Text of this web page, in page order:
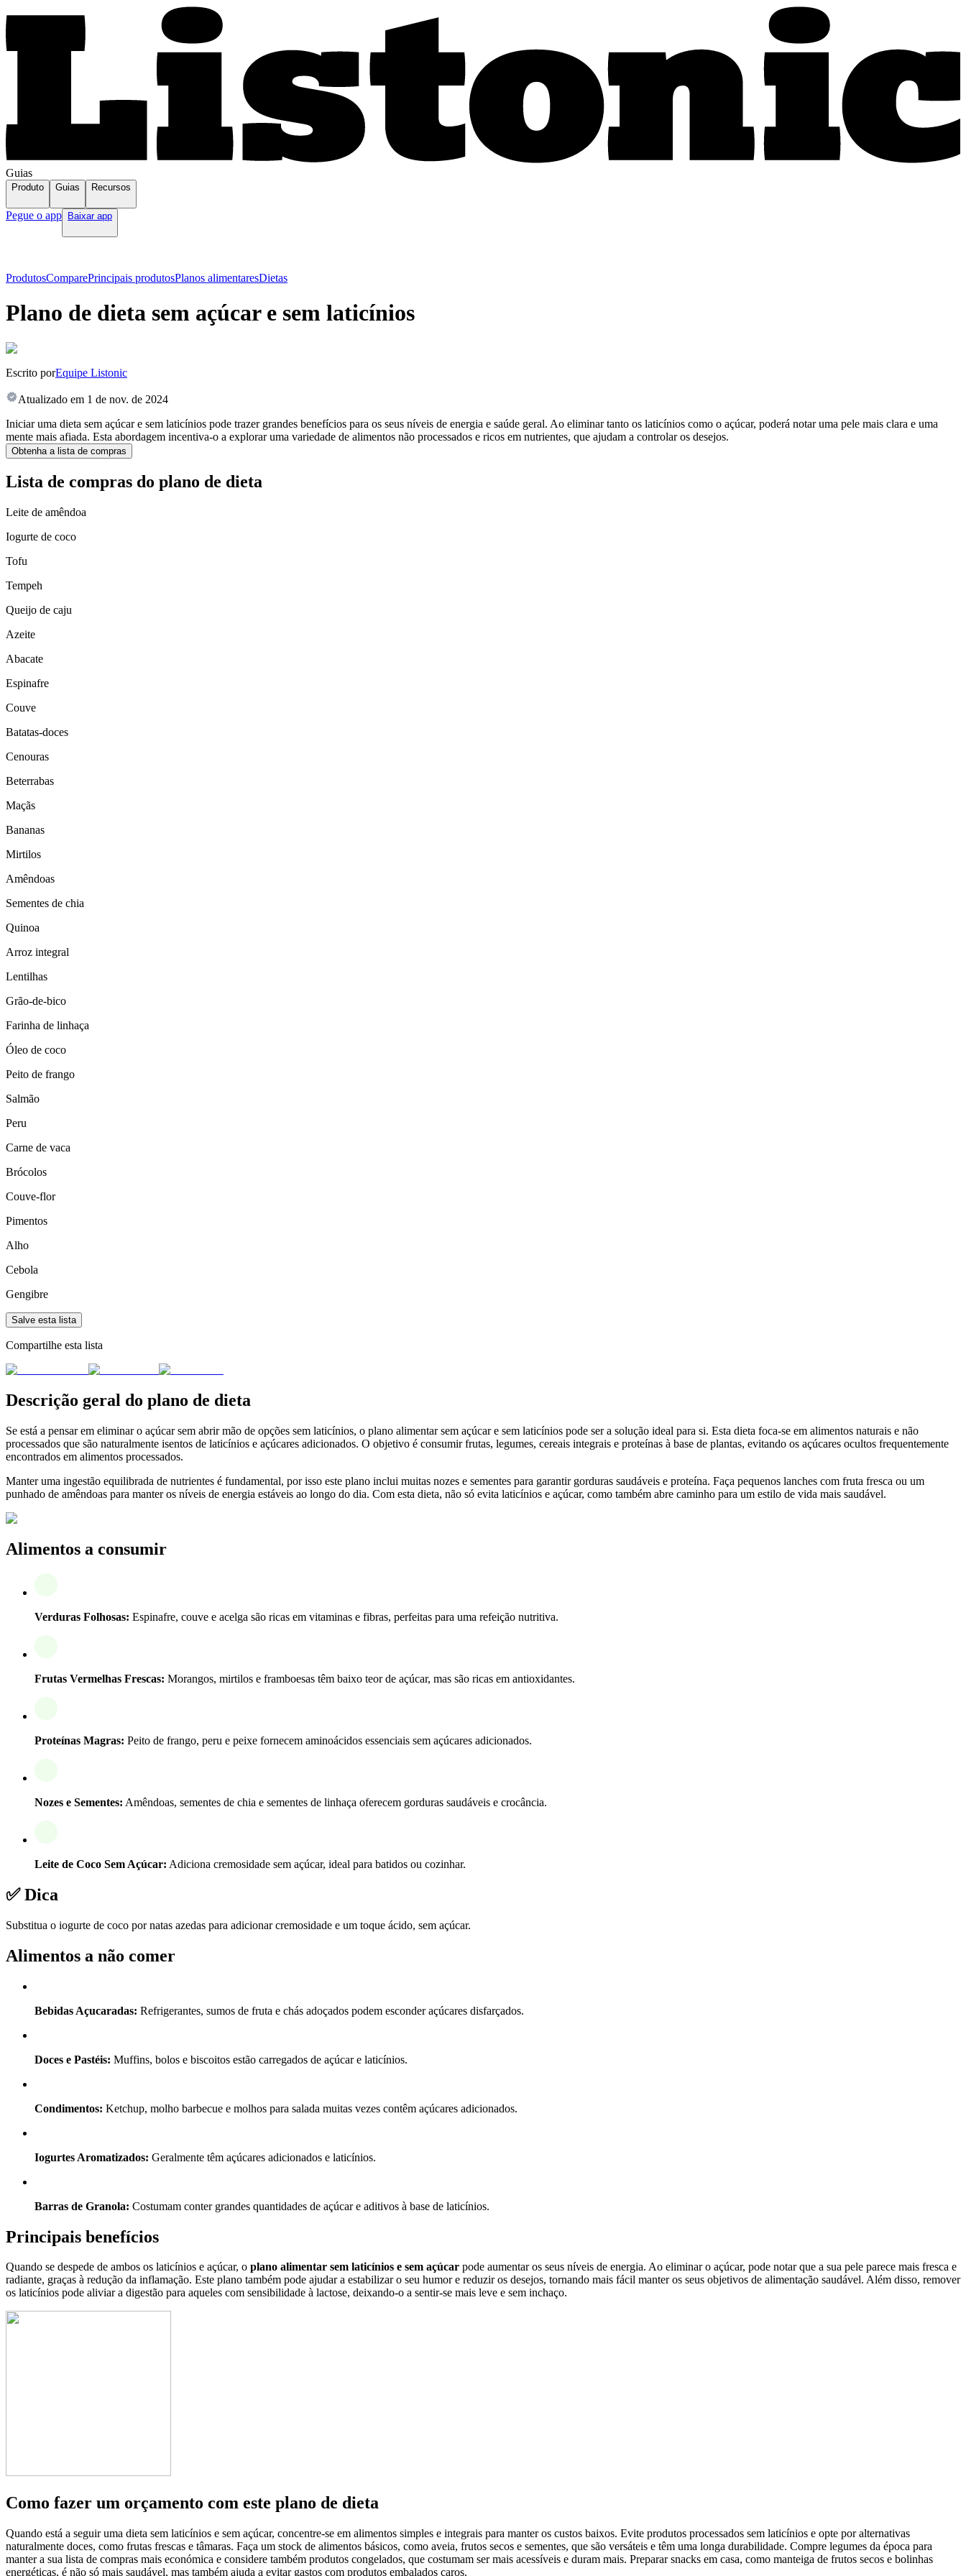
Guias
Produto Guias Recursos
Pegue o app Baixar app
ProdutosComparePrincipais produtosPlanos alimentaresDietas
Plano de dieta sem açúcar e sem laticínios
Escrito porEquipe Listonic
Atualizado em 1 de nov. de 2024
Iniciar uma dieta sem açúcar e sem laticínios pode trazer grandes benefícios para os seus níveis de energia e saúde geral. Ao eliminar tanto os laticínios como o açúcar, poderá notar uma pele mais clara e uma
mente mais afiada. Esta abordagem incentiva-o a explorar uma variedade de alimentos não processados e ricos em nutrientes, que ajudam a controlar os desejos.
Obtenha a lista de compras
Lista de compras do plano de dieta
Leite de amêndoa
Iogurte de coco
Tofu
Tempeh
Queijo de caju
Azeite
Abacate
Espinafre
Couve
Batatas-doces
Cenouras
Beterrabas
Maçãs
Bananas
Mirtilos
Amêndoas
Sementes de chia
Quinoa
Arroz integral
Lentilhas
Grão-de-bico
Farinha de linhaça
Óleo de coco
Peito de frango
Salmão
Peru
Carne de vaca
Brócolos
Couve-flor
Pimentos
Alho
Cebola
Gengibre
Salve esta lista
Compartilhe esta lista
Descrição geral do plano de dieta
Se está a pensar em eliminar o açúcar sem abrir mão de opções sem laticínios, o plano alimentar sem açúcar e sem laticínios pode ser a solução ideal para si. Esta dieta foca-se em alimentos naturais e não
processados que são naturalmente isentos de laticínios e açúcares adicionados. O objetivo é consumir frutas, legumes, cereais integrais e proteínas à base de plantas, evitando os açúcares ocultos frequentemente
encontrados em alimentos processados.
Manter uma ingestão equilibrada de nutrientes é fundamental, por isso este plano inclui muitas nozes e sementes para garantir gorduras saudáveis e proteína. Faça pequenos lanches com fruta fresca ou um
punhado de amêndoas para manter os níveis de energia estáveis ao longo do dia. Com esta dieta, não só evita laticínios e açúcar, como também abre caminho para um estilo de vida mais saudável.
Alimentos a consumir
Verduras Folhosas: Espinafre, couve e acelga são ricas em vitaminas e fibras, perfeitas para uma refeição nutritiva.
Frutas Vermelhas Frescas: Morangos, mirtilos e framboesas têm baixo teor de açúcar, mas são ricas em antioxidantes.
Proteínas Magras: Peito de frango, peru e peixe fornecem aminoácidos essenciais sem açúcares adicionados.
Nozes e Sementes: Amêndoas, sementes de chia e sementes de linhaça oferecem gorduras saudáveis e crocância.
Leite de Coco Sem Açúcar: Adiciona cremosidade sem açúcar, ideal para batidos ou cozinhar.
✅ Dica
Substitua o iogurte de coco por natas azedas para adicionar cremosidade e um toque ácido, sem açúcar.
Alimentos a não comer
Bebidas Açucaradas: Refrigerantes, sumos de fruta e chás adoçados podem esconder açúcares disfarçados.
Doces e Pastéis: Muffins, bolos e biscoitos estão carregados de açúcar e laticínios.
Condimentos: Ketchup, molho barbecue e molhos para salada muitas vezes contêm açúcares adicionados.
Iogurtes Aromatizados: Geralmente têm açúcares adicionados e laticínios.
Barras de Granola: Costumam conter grandes quantidades de açúcar e aditivos à base de laticínios.
Principais benefícios
Quando se despede de ambos os laticínios e açúcar, o plano alimentar sem laticínios e sem açúcar pode aumentar os seus níveis de energia. Ao eliminar o açúcar, pode notar que a sua pele parece mais fresca e
radiante, graças à redução da inflamação. Este plano também pode ajudar a estabilizar o seu humor e reduzir os desejos, tornando mais fácil manter os seus objetivos de alimentação saudável. Além disso, remover
os laticínios pode aliviar a digestão para aqueles com sensibilidade à lactose, deixando-o a sentir-se mais leve e sem inchaço.
Como fazer um orçamento com este plano de dieta
Quando está a seguir uma dieta sem laticínios e sem açúcar, concentre-se em alimentos simples e integrais para manter os custos baixos. Evite produtos processados sem laticínios e opte por alternativas
naturalmente doces, como frutas frescas e tâmaras. Faça um stock de alimentos básicos, como aveia, frutos secos e sementes, que são versáteis e têm uma longa durabilidade. Compre legumes da época para
manter a sua lista de compras mais económica e considere também produtos congelados, que costumam ser mais acessíveis e duram mais. Preparar snacks em casa, como manteiga de frutos secos e bolinhas
energéticas, é não só mais saudável, mas também ajuda a evitar gastos com produtos embalados caros.